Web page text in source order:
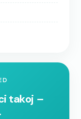
takoj –